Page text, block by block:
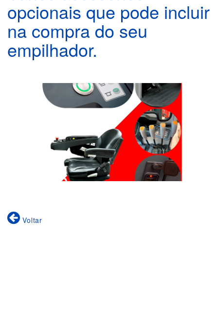
opcionais que pode incluir
na compra do seu
empilhador.
Voltar